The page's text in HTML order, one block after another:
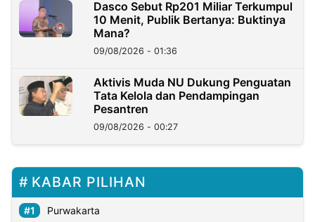
Dasco Sebut Rp201 Miliar Terkumpul
10 Menit, Publik Bertanya: Buktinya
Mana?
09/08/2026 - 01:36
Aktivis Muda NU Dukung Penguatan
Tata Kelola dan Pendampingan
Pesantren
09/08/2026 - 00:27
KABAR PILIHAN
Purwakarta